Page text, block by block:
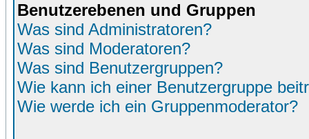
Benutzerebenen und Gruppen
Was sind Administratoren?
Was sind Moderatoren?
Was sind Benutzergruppen?
Wie kann ich einer Benutzergruppe
Wie werde ich ein Gruppenmoderator?